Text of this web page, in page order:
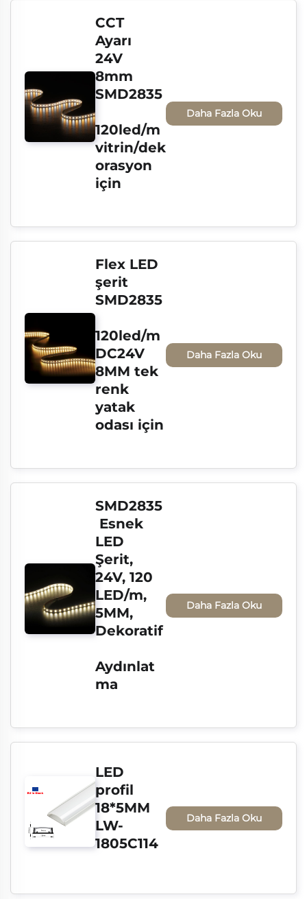
CCT
Ayarı
24V
8mm
SMD2835
120led/m
vitrin/dek
orasyon
için
Daha Fazla Oku
Flex LED
şerit
SMD2835
120led/m
DC24V
8MM tek
renk
yatak
odası için
Daha Fazla Oku
SMD2835
Esnek
LED
Şerit,
24V, 120
LED/m,
5MM,
Dekoratif
Aydınlat
ma
Daha Fazla Oku
LED
profil
18*5MM
LW-
1805C114
Daha Fazla Oku